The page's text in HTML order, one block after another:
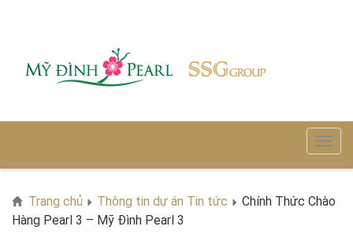
Trang chủ Thông tin dự án Tin tức
Chính Thức Chào
Hàng Pearl 3 – Mỹ Đình Pearl 3